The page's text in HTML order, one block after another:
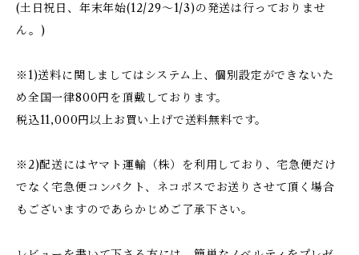
(土日祝日、年末年始(12/29〜1/3)の発送は行っておりませ
ん。)
※1)送料に関しましてはシステム上、個別設定ができないた
め全国一律800円を頂戴しております。
税込11,000円以上お買い上げで送料無料です。
※2)配送にはヤマト運輸（株）を利用しており、宅急便だけ
でなく宅急便コンパクト、ネコポスでお送りさせて頂く場合
もございますのであらかじめご了承下さい。